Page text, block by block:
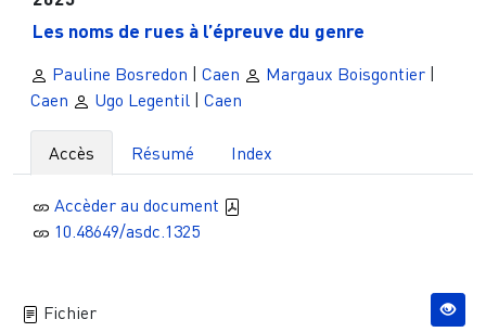
Les noms de rues à l’épreuve du genre
Pauline Bosredon Caen Margaux Boisgontier
Caen
Ugo Legentil Caen
Accès Résumé Index
Accèder au document
10.48649/asdc.1325
Fichier